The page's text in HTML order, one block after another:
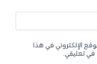
الإلكتروني في هذا
في تعليقي.